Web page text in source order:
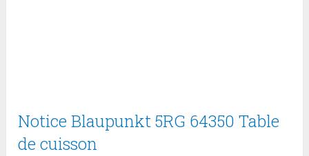
Notice Blaupunkt 5RG 64350 Table
de cuisson